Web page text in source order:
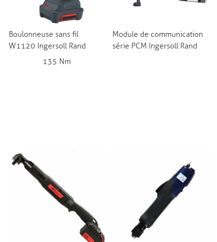
Boulonneuse sans fil
W1120 Ingersoll Rand
135 Nm
Module de communication
série PCM Ingersoll Rand